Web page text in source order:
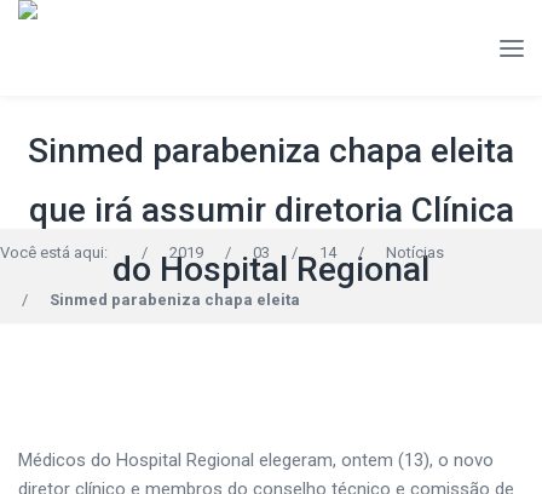
Sinmed parabeniza chapa eleita
que irá assumir diretoria Clínica
do Hospital Regional
Você está aqui: / 2019 / 03 / 14 / Notícias
/ Sinmed parabeniza chapa eleita
Médicos do Hospital Regional elegeram, ontem (13), o novo
diretor clínico e membros do conselho técnico e comissão de